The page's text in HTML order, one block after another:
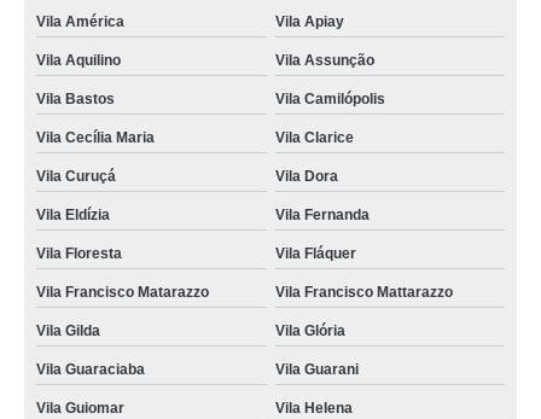
Vila América Vila Apiay
Vila Aquilino Vila Assunção
Vila Bastos Vila Camilópolis
Vila Cecília Maria Vila Clarice
Vila Curuçá Vila Dora
Vila Eldízia Vila Fernanda
Vila Floresta Vila Fláquer
Vila Francisco Matarazzo Vila Francisco Mattarazzo
Vila Gilda Vila Glória
Vila Guaraciaba Vila Guarani
Vila Guiomar Vila Helena